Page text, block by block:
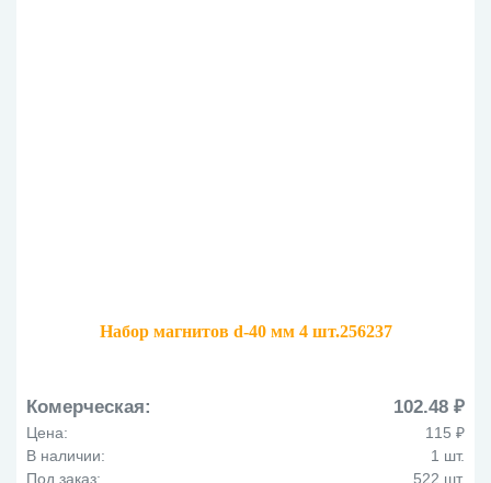
Набор магнитов d-40 мм 4 шт.256237
Комерческая: 102.48 ₽
Цена:
115 ₽
В наличии:
1 шт.
Под заказ:
522 шт.